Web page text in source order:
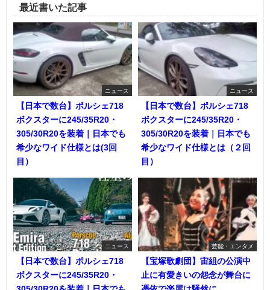
最近書いた記事
ニュース
【日本で数台】ポルシェ718
ボクスターに245/35R20・
305/30R20を装着｜日本でも
希少なワイド仕様とは(3回
目）
ニュース
【日本で数台】ポルシェ718
ボクスターに245/35R20・
305/30R20を装着｜日本でも
希少なワイド仕様とは（２回
目）
ニュース
【日本で数台】ポルシェ718
ボクスターに245/35R20・
芸能・エンタメ
【宝塚歌劇団】宙組の公演中
止に有愛きいの怨念が舞台に